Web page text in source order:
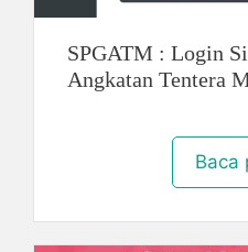
SPGATM : Login
Angkatan Tentera
Baca